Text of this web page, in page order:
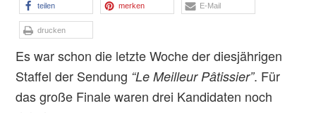
teilen merken E-Mail
drucken
Es war schon die letzte Woche der diesjährigen
Staffel der Sendung “Le Meilleur Pâtissier”. Für
das große Finale waren drei Kandidaten noch